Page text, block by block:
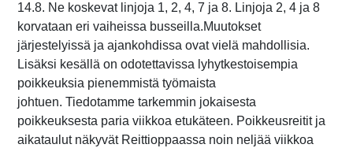
14.8. Ne koskevat linjoja 1, 2, 4, 7 ja 8. Linjoja 2, 4 ja 8
korvataan eri vaiheissa busseilla.Muutokset
järjestelyissä ja ajankohdissa ovat vielä mahdollisia.
Lisäksi kesällä on odotettavissa lyhytkestoisempia
poikkeuksia pienemmistä työmaista
johtuen. Tiedotamme tarkemmin jokaisesta
poikkeuksesta paria viikkoa etukäteen. Poikkeusreitit ja
aikataulut näkyvät Reittioppaassa noin neljää viikkoa